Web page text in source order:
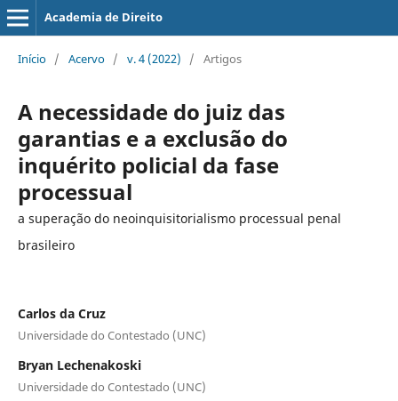
Academia de Direito
Início / Acervo / v. 4 (2022) / Artigos
A necessidade do juiz das
garantias e a exclusão do
inquérito policial da fase
processual
a superação do neoinquisitorialismo processual penal
brasileiro
Carlos da Cruz
Universidade do Contestado (UNC)
Bryan Lechenakoski
Universidade do Contestado (UNC)